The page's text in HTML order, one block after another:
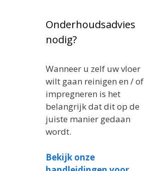
Onderhoudsadvies
nodig?
Wanneer u zelf uw vloer
wilt gaan reinigen en / of
impregneren is het
belangrijk dat dit op de
juiste manier gedaan
wordt.
Bekijk onze